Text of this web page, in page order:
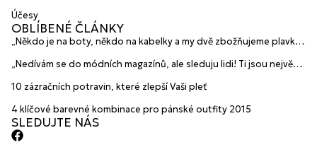
Účesy
OBLÍBENÉ ČLÁNKY
„Někdo je na boty, někdo na kabelky a my dvě zbožňujeme plavky“
HANAJANA Swimwear
„Nedívám se do módních magazínů, ale sleduju lidi! Ti jsou největší
10 zázračních potravin, které zlepší Vaši pleť
4 klíčové barevné kombinace pro pánské outfity 2015
SLEDUJTE NÁS